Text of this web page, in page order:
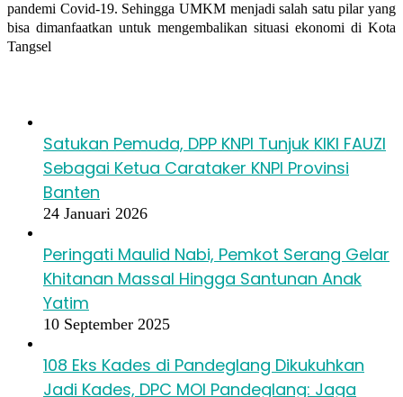
pandemi Covid-19. Sehingga UMKM menjadi salah satu pilar yang
bisa dimanfaatkan untuk mengembalikan situasi ekonomi di Kota
Tangsel
Satukan Pemuda, DPP KNPI Tunjuk KIKI FAUZI
Sebagai Ketua Carataker KNPI Provinsi
Banten
24 Januari 2026
Peringati Maulid Nabi, Pemkot Serang Gelar
Khitanan Massal Hingga Santunan Anak
Yatim
10 September 2025
108 Eks Kades di Pandeglang Dikukuhkan
Jadi Kades, DPC MOI Pandeglang: Jaga